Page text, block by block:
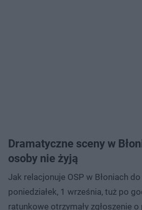
Dramatyczne sceny w
osoby nie żyją
Jak relacjonuje OSP w Błoniach
poniedziałek, 1 września, tuż po
ratunkowe otrzymały zgłoszenie